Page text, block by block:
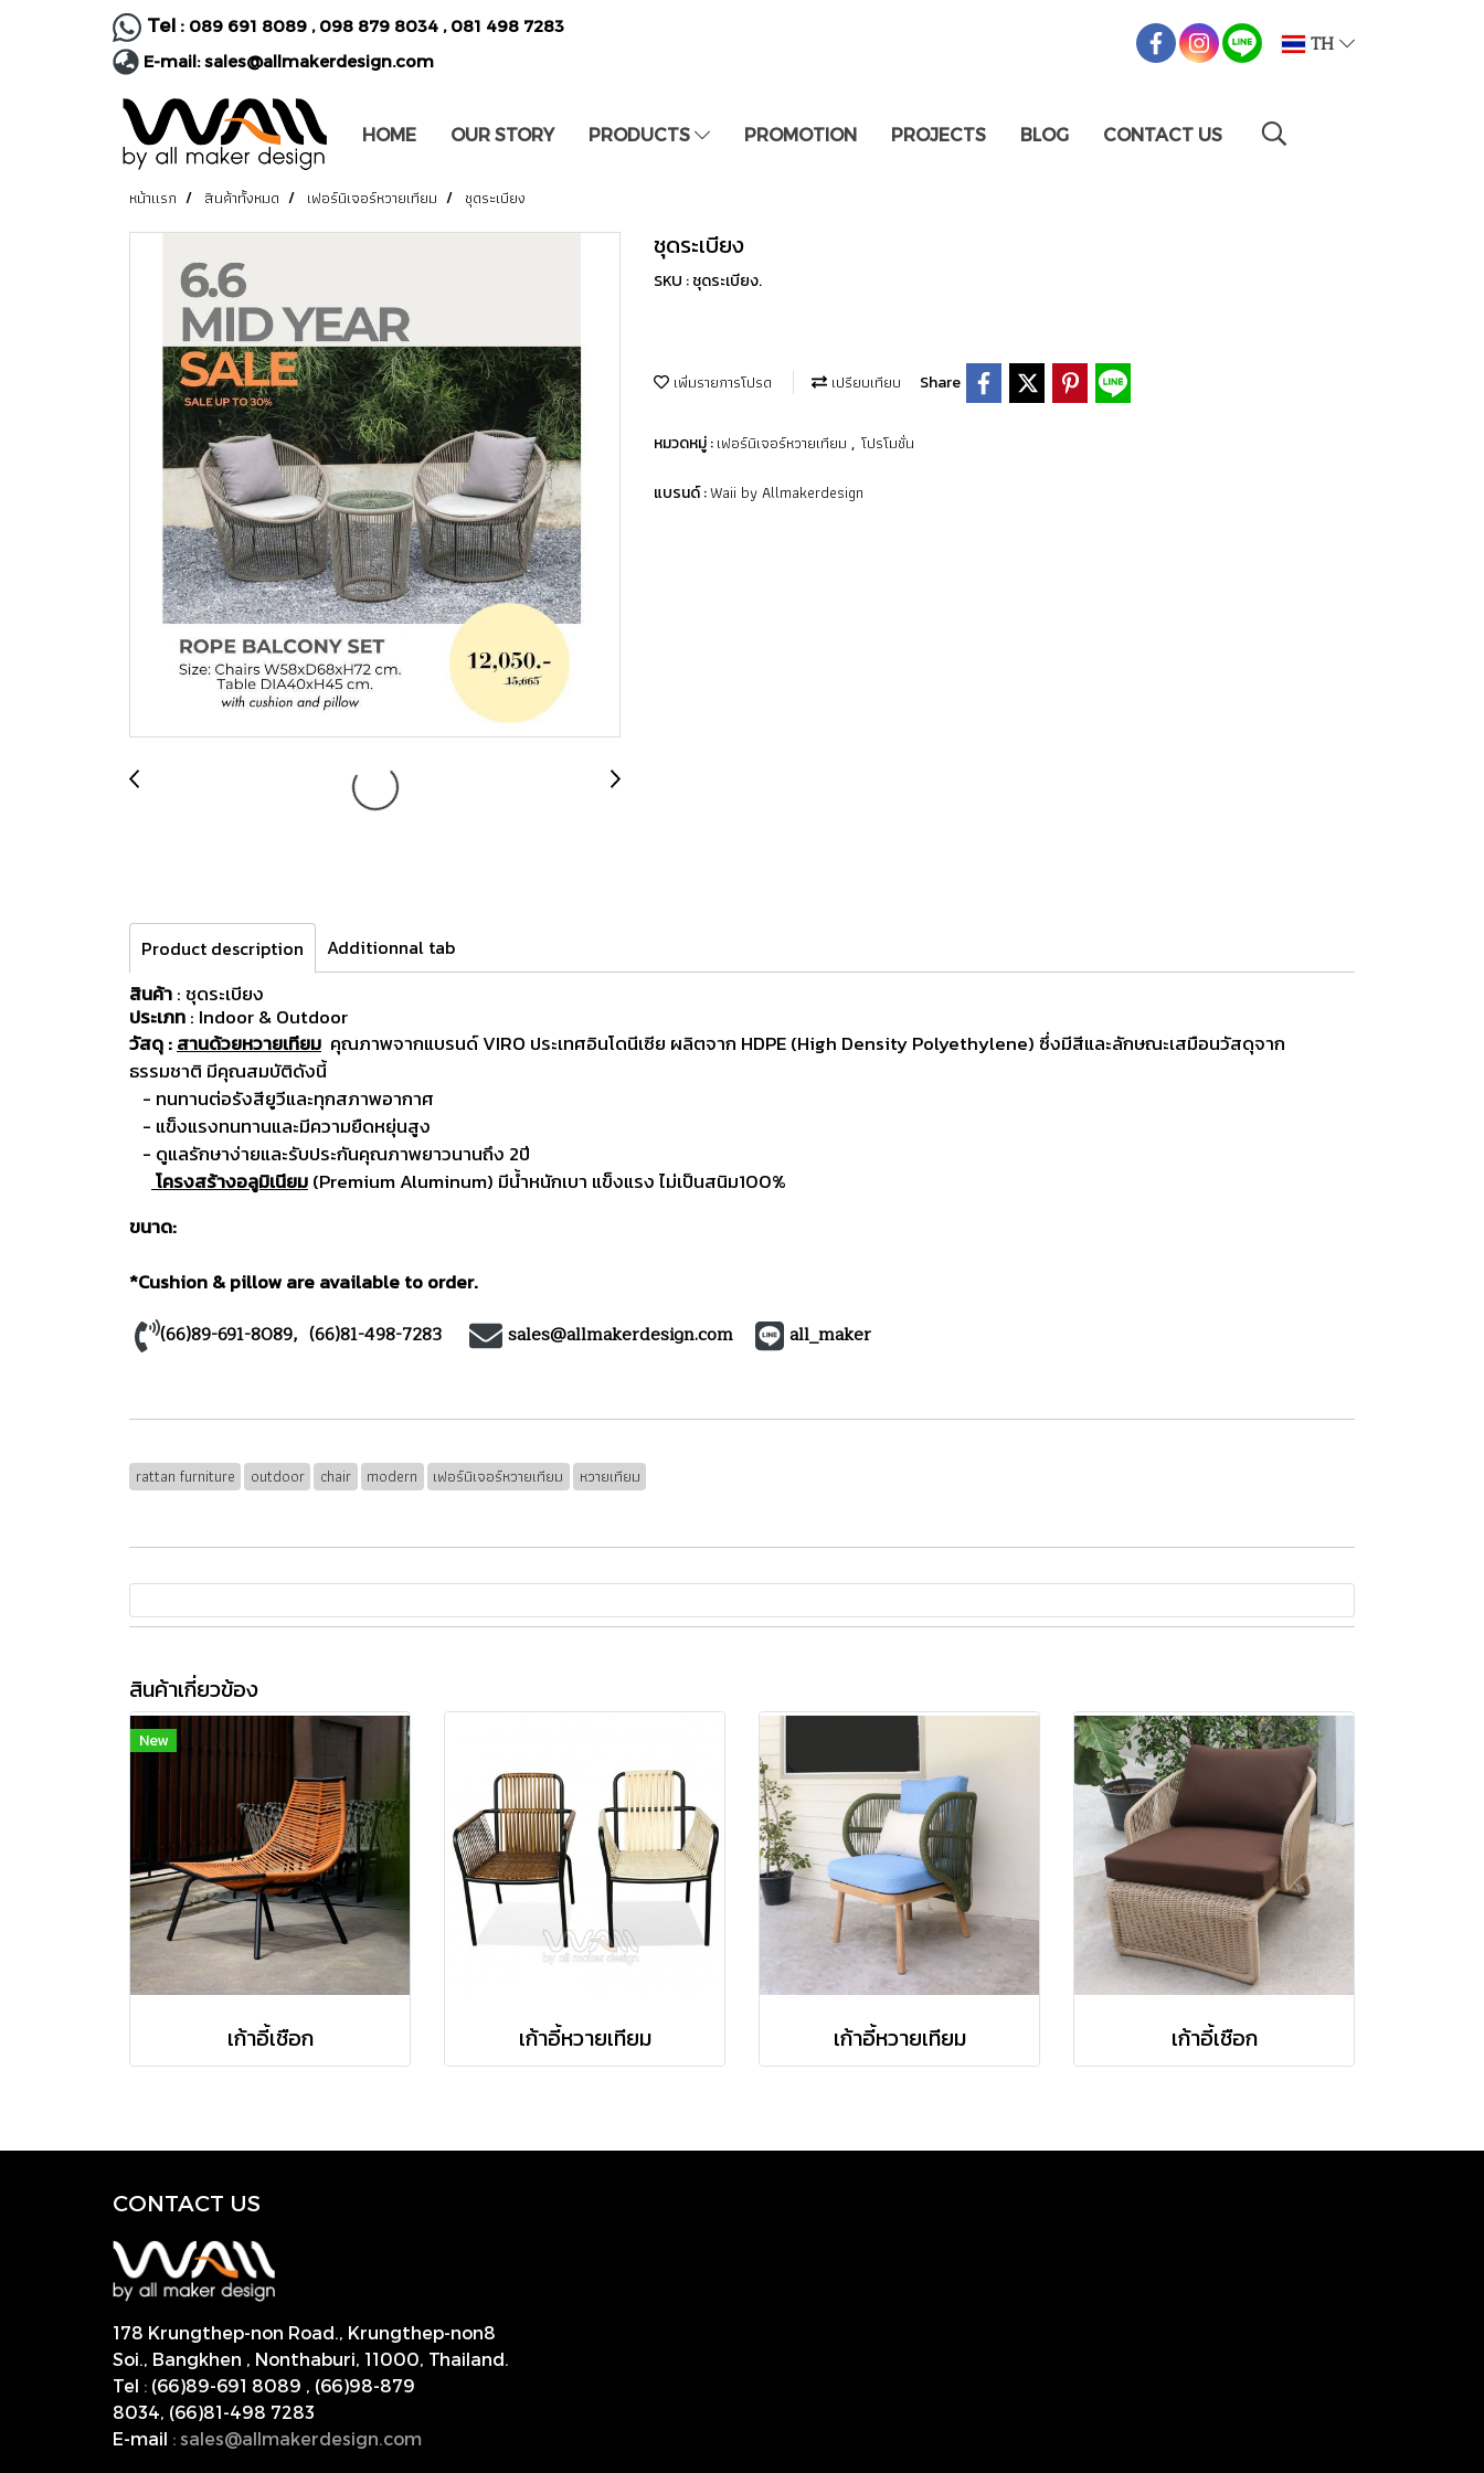
Tel : 089 691 8089 , 098 879 8034 , 081 498 7283
E-mail:sales@allmakerdesign.com
TH
HOME OUR STORY PRODUCTS PROMOTION PROJECTS BLOG CONTACT US
หน้าแรก สินค้าทั้งหมด เฟอร์นิเจอร์หวายเทียม ชุดระเบียง
ชุดระเบียง
SKU : ชุดระเบียง.
เพิ่มรายการโปรด เปรียบเทียบ Share
หมวดหมู่ :เฟอร์นิเจอร์หวายเทียม , โปรโมชั่น
แบรนด์ :Waii by Allmakerdesign
Product description Additionnal tab
สินค้า: ชุดระเบียง
ประเภท: Indoor & Outdoor
วัสดุ :สานด้วยหวายเทียม คุณภาพจากแบรนด์ VIRO ประเทศอินโดนีเซีย ผลิตจาก HDPE (High Density Polyethylene) ซึ่งมีสีและลักษณะเสมือนวัสดุจาก
ธรรมชาติ มีคุณสมบัติดังนี้
- ทนทานต่อรังสียูวีและทุกสภาพอากาศ
- แข็งแรงทนทานและมีความยืดหยุ่นสูง
- ดูแลรักษาง่ายและรับประกันคุณภาพยาวนานถึง 2ปี
โครงสร้างอลูมิเนียม(Premium Aluminum) มีน้ำหนักเบา แข็งแรง ไม่เป็นสนิม100%
ขนาด:
*Cushion & pillow are available to order.
(66)89-691-8089, (66)81-498-7283 sales@allmakerdesign.com all_maker
rattan furniture outdoor chair modern เฟอร์นิเจอร์หวายเทียม หวายเทียม
สินค้าเกี่ยวข้อง
New
เก้าอี้เชือก เก้าอี้หวายเทียม เก้าอี้หวายเทียม เก้าอี้เชือก
CONTACT US
178 Krungthep-non Road., Krungthep-non8
Soi., Bangkhen , Nonthaburi, 11000, Thailand.
Tel : (66)89-691 8089 , (66)98-879
8034, (66)81-498 7283
E-mail : sales@allmakerdesign.com